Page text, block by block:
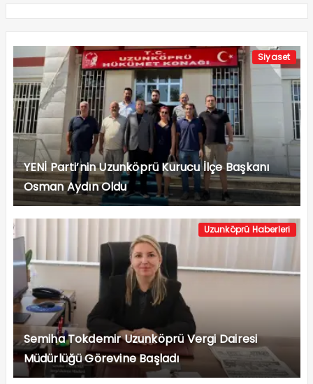
Siyaset
YENİ Parti’nin Uzunköprü Kurucu İlçe Başkanı
Osman Aydın Oldu
Uzunköprü Haberleri
Semiha Tokdemir Uzunköprü Vergi Dairesi
Müdürlüğü Görevine Başladı